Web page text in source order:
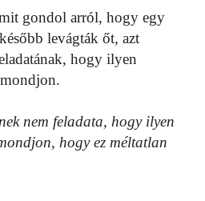
gondol arról, hogy egy
levágták őt, azt
hogy ilyen
nem feladata, hogy ilyen
hogy ez méltatlan